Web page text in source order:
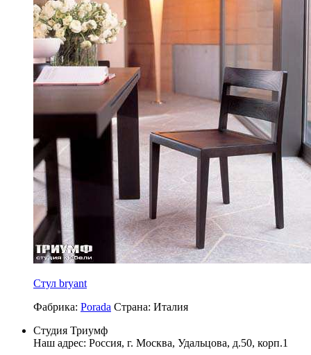
Стул bryant
Фабрика: Porada Страна: Италия
Студия Триумф
Наш адрес: Россия, г. Москва, Удальцова, д.50, корп.1